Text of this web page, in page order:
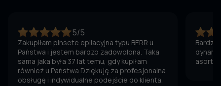
5/5
Zakupiłam pinsete epilacyjna typu BERR u
Państwa i jestem bardzo zadowolona. Taka
sama jaka była 37 lat temu, gdy kupiłam
również u Państwa Dziękuję za profesjonalna
obsługę i indywidualne podejście do klienta.
Bardzo